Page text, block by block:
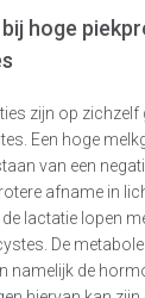
hoge
zijn op zichzelf
Een hoge
van een
afname in
lactatie lopen
De
namelijk de